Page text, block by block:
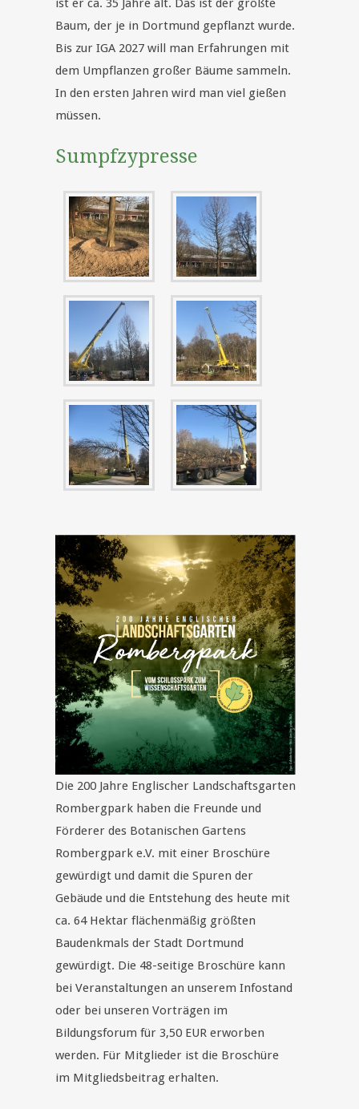
ist er ca. 35 Jahre alt. Das ist der größte
Baum, der je in Dortmund gepflanzt wurde.
Bis zur IGA 2027 will man Erfahrungen mit
dem Umpflanzen großer Bäume sammeln.
In den ersten Jahren wird man viel gießen
müssen.
Sumpfzypresse
Die 200 Jahre Englischer Landschaftsgarten
Rombergpark haben die Freunde und
Förderer des Botanischen Gartens
Rombergpark e.V. mit einer Broschüre
gewürdigt und damit die Spuren der
Gebäude und die Entstehung des heute mit
ca. 64 Hektar flächenmäßig größten
Baudenkmals der Stadt Dortmund
gewürdigt. Die 48-seitige Broschüre kann
bei Veranstaltungen an unserem Infostand
oder bei unseren Vorträgen im
Bildungsforum für 3,50 EUR erworben
werden. Für Mitglieder ist die Broschüre
im Mitgliedsbeitrag erhalten.